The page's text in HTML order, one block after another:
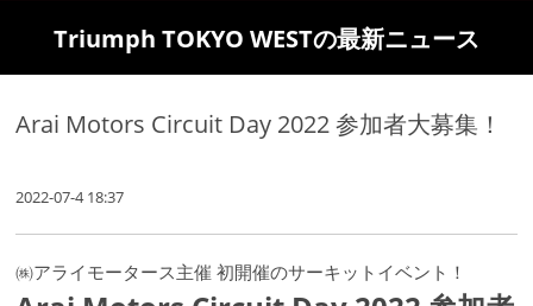
Triumph TOKYO WESTの最新ニュース
Arai Motors Circuit Day 2022 参加者大募集！
2022-07-4 18:37
㈱アライモータース主催 初開催のサーキットイベント！